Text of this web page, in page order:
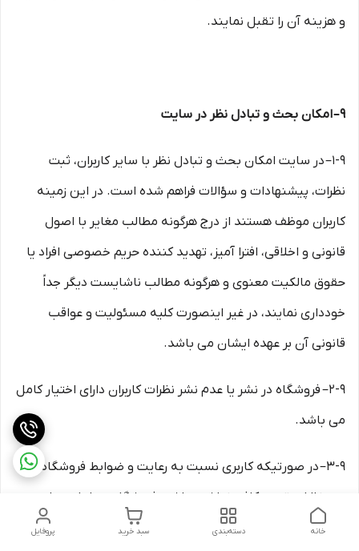
و هزینه آن را تقبل نمایند.
۹– امکان بحث و تبادل نظر در سایت
۱-۹– در سایت امکان بحث و تبادل نظر با سایر کاربران، ثبت
نظرات، پیشنهادات و سؤالات فراهم شده است. در این زمینه
کاربران موظف هستند از درج هرگونه مطالب مغایر با اصول
قانونی و اخلاقی، افترا آمیز، تهدید کننده حریم خصوصی افراد یا
حقوق مالکیت معنوی و هرگونه مطالب ناشایست دیگر جداً
خودداری نمایند، در غیر اینصورت کلیه مسئولیت و عواقب
قانونی آن بر عهده ایشان می باشد.
۲-۹– فروشگاه در نشر یا عدم نشر نظرات کاربران دارای اختیار کامل
می باشد.
۳-۹– در صورتیکه کاربری نسبت به رعایت و ضوابط فروشگاه در
درج نظرات توجه کافی نداشته باشد، فروشگاه مجاز است از
دسترسی مجدد کاربر به سایت جلوگیری به عمل آورده و در صورت
پروفایل سبد خرید دسته‌بندی خانه